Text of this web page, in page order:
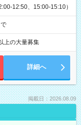
12:50、15:00-15:10）
上の大量募集
詳細へ
掲載日：2026.08.09